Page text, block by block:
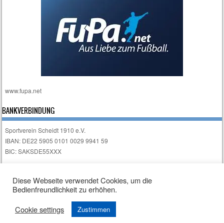
www.fupa.net
BANKVERBINDUNG
Sportverein Scheidt 1910 e.V.
IBAN: DE22 5905 0101 0029 9941 59
BIC: SAKSDE55XXX
Sporty free WordPress Sports Theme
Diese Webseite verwendet Cookies, um die
Bedienfreundlichkeit zu erhöhen.
Cookie settings
Zustimmen